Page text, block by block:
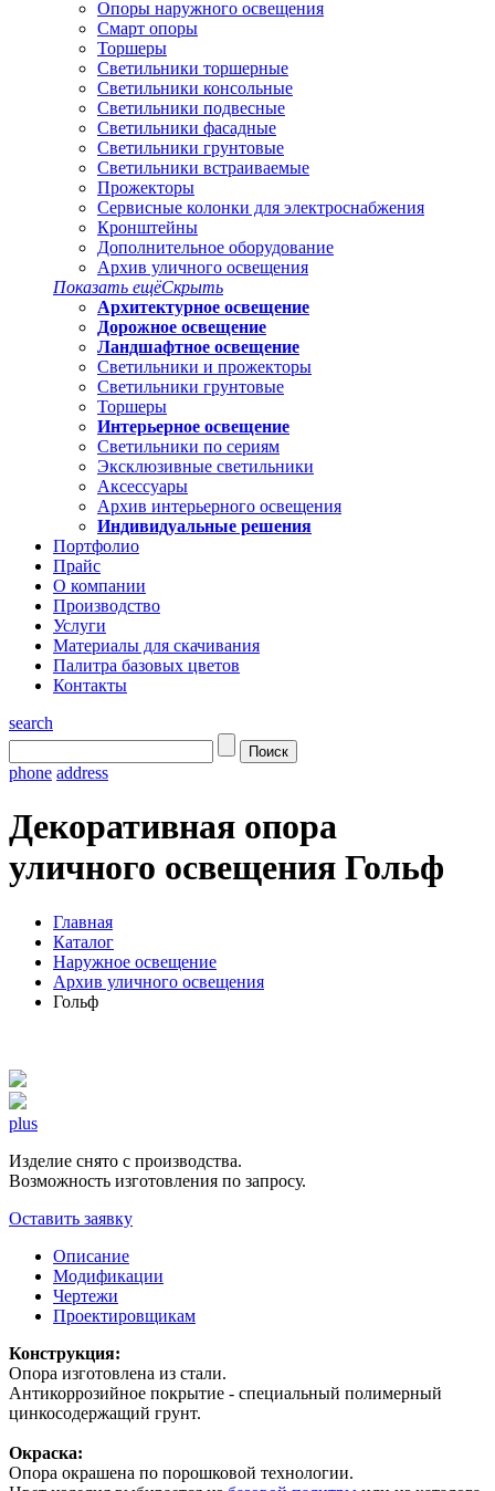
Опоры наружного освещения
Смарт опоры
Торшеры
Светильники торшерные
Светильники консольные
Светильники подвесные
Светильники фасадные
Светильники грунтовые
Светильники встраиваемые
Прожекторы
Сервисные колонки для электроснабжения
Кронштейны
Дополнительное оборудование
Архив уличного освещения
Показать ещёСкрыть
Архитектурное освещение
Дорожное освещение
Ландшафтное освещение
Светильники и прожекторы
Светильники грунтовые
Торшеры
Интерьерное освещение
Светильники по сериям
Эксклюзивные светильники
Аксессуары
Архив интерьерного освещения
Индивидуальные решения
Портфолио
Прайс
О компании
Производство
Услуги
Материалы для скачивания
Палитра базовых цветов
Контакты
search
phone address
Декоративная опора
уличного освещения Гольф
Главная
Каталог
Наружное освещение
Архив уличного освещения
Гольф
plus
Изделие снято с производства.
Возможность изготовления по запросу.
Оставить заявку
Описание
Модификации
Чертежи
Проектировщикам
Конструкция:
Опора изготовлена из стали.
Антикоррозийное покрытие - специальный полимерный
цинкосодержащий грунт.
Окраска:
Опора окрашена по порошковой технологии.